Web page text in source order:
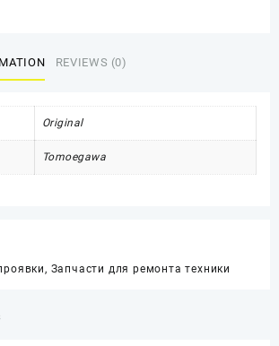
REVIEWS (0)
Original
Tomoegawa
, Запчасти для ремонта техники